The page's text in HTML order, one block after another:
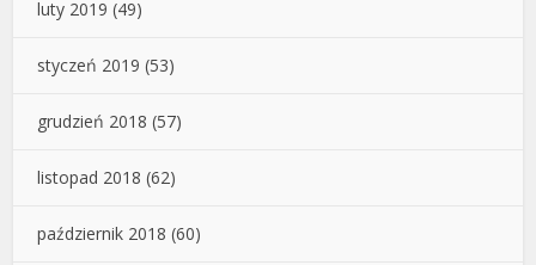
luty 2019 (49)
styczeń 2019 (53)
grudzień 2018 (57)
listopad 2018 (62)
październik 2018 (60)